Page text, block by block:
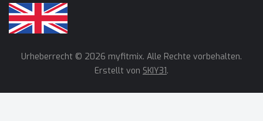
Urheberrecht © 2026 myfitmix. Alle Rechte vorbehalten.
Erstellt von SKIY31.